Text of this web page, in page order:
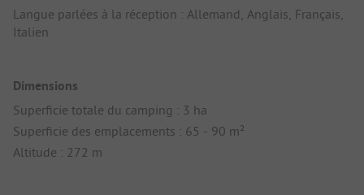
Langue parlées à la réception : Allemand, Anglais, Français,
Italien
Dimensions
Superficie totale du camping : 3 ha
Superficie des emplacements : 65 - 90 m²
Altitude : 272 m